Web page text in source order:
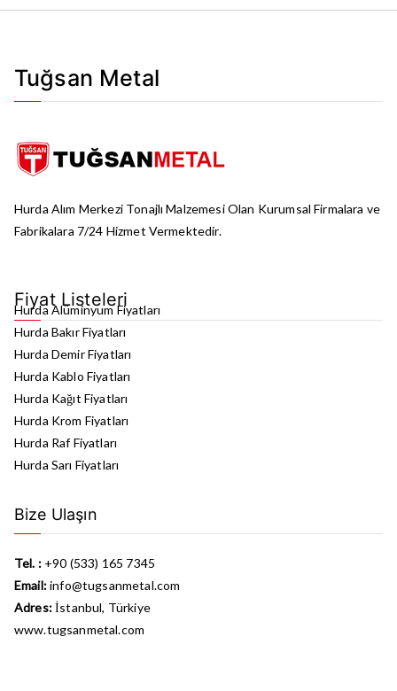
Tuğsan Metal
Hurda Alım Merkezi Tonajlı Malzemesi Olan Kurumsal Firmalara ve
Fabrikalara 7/24 Hizmet Vermektedir.
Fiyat Listeleri
Hurda Alüminyum Fiyatları
Hurda Bakır Fiyatları
Hurda Demir Fiyatları
Hurda Kablo Fiyatları
Hurda Kağıt Fiyatları
Hurda Krom Fiyatları
Hurda Raf Fiyatları
Hurda Sarı Fiyatları
Bize Ulaşın
Tel. :+90 (533) 165 7345
Email:info@tugsanmetal.com
Adres:İstanbul, Türkiye
www.tugsanmetal.com